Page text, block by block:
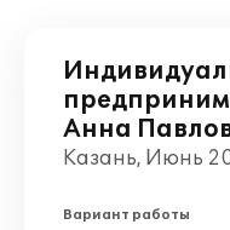
Анна
Казань, Июнь
Вариант работы